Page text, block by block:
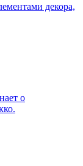
декора,
о